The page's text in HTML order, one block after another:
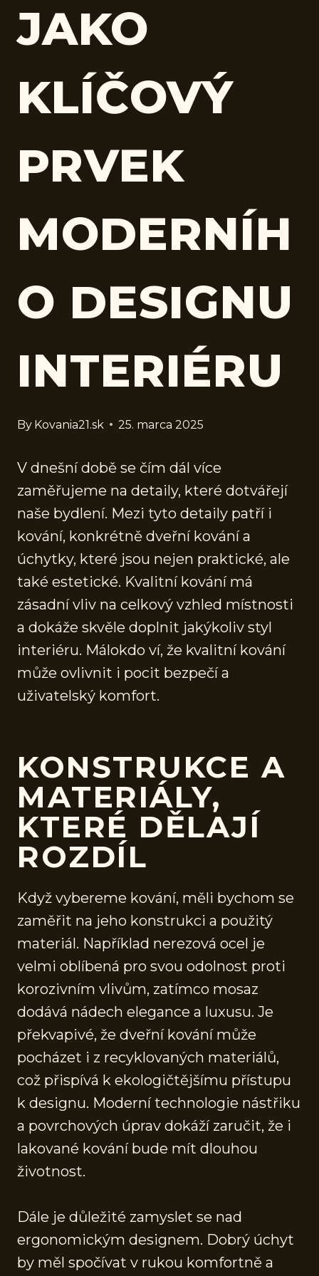
JAKO
KLÍČOVÝ
PRVEK
MODERNÍH
O DESIGNU
INTERIÉRU
By Kovania21.sk 25. marca 2025
V dnešní době se čím dál více
zaměřujeme na detaily, které dotvářejí
naše bydlení. Mezi tyto detaily patří i
kování, konkrétně dveřní kování a
úchytky, které jsou nejen praktické, ale
také estetické. Kvalitní kování má
zásadní vliv na celkový vzhled místnosti
a dokáže skvěle doplnit jakýkoliv styl
interiéru. Málokdo ví, že kvalitní kování
může ovlivnit i pocit bezpečí a
uživatelský komfort.
KONSTRUKCE A
MATERIÁLY,
KTERÉ DĚLAJÍ
ROZDÍL
Když vybereme kování, měli bychom se
zaměřit na jeho konstrukci a použitý
materiál. Například nerezová ocel je
velmi oblíbená pro svou odolnost proti
korozivním vlivům, zatímco mosaz
dodává nádech elegance a luxusu. Je
překvapivé, že dveřní kování může
pocházet i z recyklovaných materiálů,
což přispívá k ekologičtějšímu přístupu
k designu. Moderní technologie nástřiku
a povrchových úprav dokáží zaručit, že i
lakované kování bude mít dlouhou
životnost.
Dále je důležité zamyslet se nad
ergonomickým designem. Dobrý úchyt
by měl spočívat v rukou komfortně a